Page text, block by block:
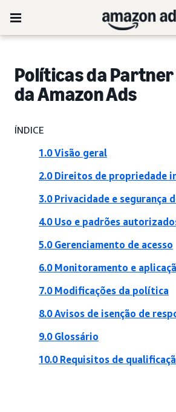
Políticas da
da Amazon Ads
ÍNDICE
1.0 Visão geral
2.0 Direitos de propriedade
3.0 Privacidade e segurança
4.0 Uso e padrões
5.0 Gerenciamento de acesso
6.0 Monitoramento e
7.0 Modificações da política
8.0 Avisos de isenção de
9.0 Glossário
10.0 Requisitos de